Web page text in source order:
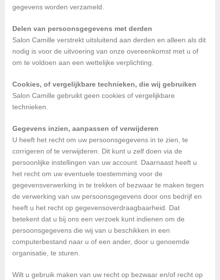
gegevens worden verzameld.
Delen van persoonsgegevens met derden
Salon Camille verstrekt uitsluitend aan derden en alleen als dit
nodig is voor de uitvoering van onze overeenkomst met u of
om te voldoen aan een wettelijke verplichting.
Cookies, of vergelijkbare technieken, die wij gebruiken
Salon Camille gebruikt geen cookies of vergelijkbare
technieken.
Gegevens inzien, aanpassen of verwijderen
U heeft het recht om uw persoonsgegevens in te zien, te
corrigeren of te verwijderen. Dit kunt u zelf doen via de
persoonlijke instellingen van uw account. Daarnaast heeft u
het recht om uw eventuele toestemming voor de
gegevensverwerking in te trekken of bezwaar te maken tegen
de verwerking van uw persoonsgegevens door ons bedrijf en
heeft u het recht op gegevensoverdraagbaarheid. Dat
betekent dat u bij ons een verzoek kunt indienen om de
persoonsgegevens die wij van u beschikken in een
computerbestand naar u of een ander, door u genoemde
organisatie, te sturen.
Wilt u gebruik maken van uw recht op bezwaar en/of recht op